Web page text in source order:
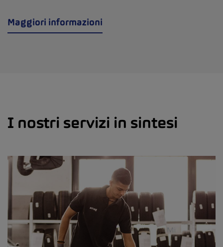
Maggiori informazioni
I nostri servizi in sintesi